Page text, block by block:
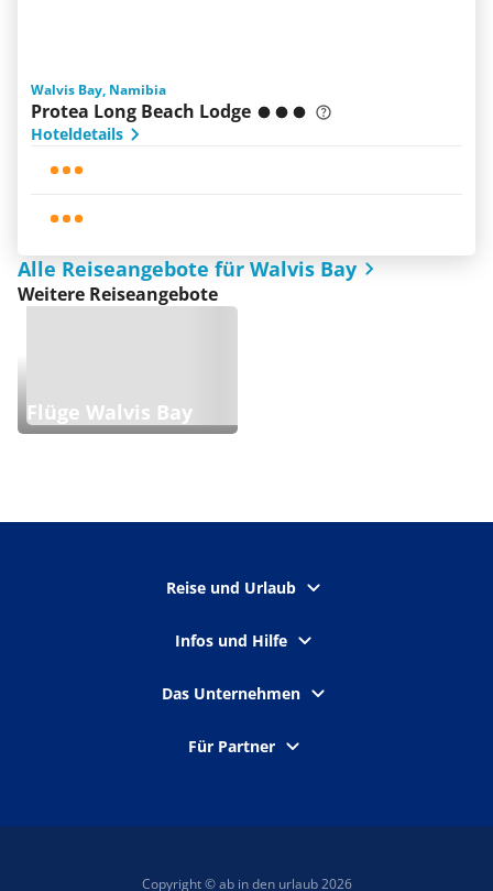
Walvis Bay, Namibia
Protea Long Beach Lodge
Hoteldetails
Alle Reiseangebote für Walvis Bay
Weitere Reiseangebote
Flüge Walvis Bay
Reise und Urlaub
Infos und Hilfe
Das Unternehmen
Für Partner
Copyright © ab in den urlaub 2026